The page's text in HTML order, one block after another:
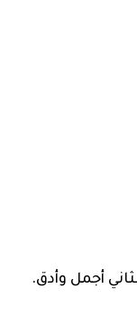
أجمل وأدق.